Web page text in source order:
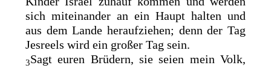
sich miteinander an ein Haupt halten und
aus dem Lande heraufziehen; denn der Tag
Jesreels wird ein großer Tag sein.
3Sagt euren Brüdern, sie seien mein Volk,